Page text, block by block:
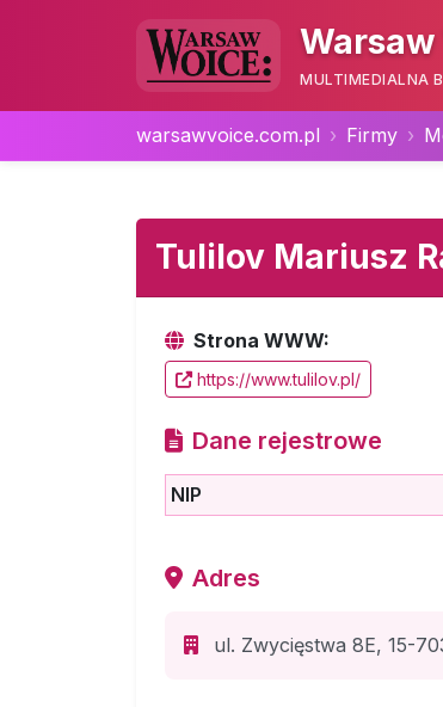
MULTIMEDIALNA
warsawvoice.com.pl Firmy
Tulilov Mariusz
Strona WWW:
https://www.tulilov.pl/
Dane rejestrowe
NIP
Adres
ul. Zwycięstwa 8E, 15-